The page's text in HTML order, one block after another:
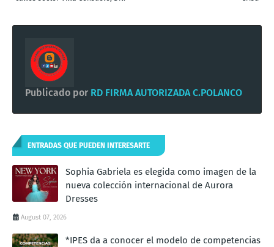
Publicado por RD FIRMA AUTORIZADA C.POLANCO
ENTRADAS QUE PUEDEN INTERESARTE
Sophia Gabriela es elegida como imagen de la
nueva colección internacional de Aurora
Dresses
August 07, 2026
*IPES da a conocer el modelo de competencias